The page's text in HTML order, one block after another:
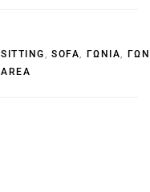
SITTING
AREA
SOFA ΓΩΝΊΑ